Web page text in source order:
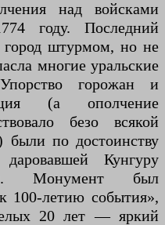
над войсками
году. Последний
город штурмом, но не
многие уральские
горожан и
(а ополчение
безо всякой
были по достоинству
Кунгуру
Монумент был
100-летию события»,
20 лет — яркий